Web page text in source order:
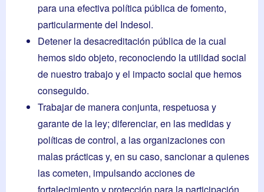
para una efectiva política pública de fomento,
particularmente del Indesol.
Detener la desacreditación pública de la cual
hemos sido objeto, reconociendo la utilidad social
de nuestro trabajo y el impacto social que hemos
conseguido.
Trabajar de manera conjunta, respetuosa y
garante de la ley; diferenciar, en las medidas y
políticas de control, a las organizaciones con
malas prácticas y, en su caso, sancionar a quienes
las cometen, impulsando acciones de
fortalecimiento y protección para la participación